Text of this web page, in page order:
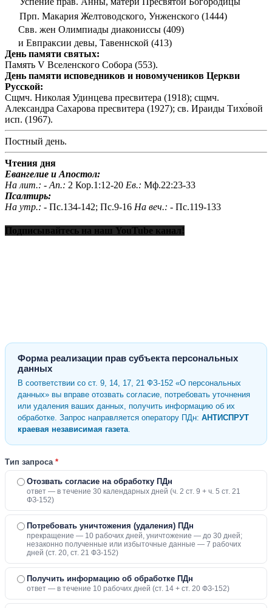
Прп. Макария Желтоводского, Унженского (1444)
Свв. жен Олимпиады диакониссы (409)
и Евпраксии девы, Тавеннской (413)
День памяти святых:
Память V Вселенского Собора (553).
День памяти исповедников и новомучеников Церкви
Русской:
Сщмч. Николая Удинцева пресвитера (1918); сщмч.
Александра Сахарова пресвитера (1927); св. Ираиды Тихо́вой
исп. (1967).
Постный день.
Чтения дня
Евангелие и Апостол:
На лит.: - Ап.: 2 Кор.1:12-20 Ев.: Мф.22:23-33
Псалтирь:
На утр.: - Пс.134-142; Пс.9-16 На веч.: - Пс.119-133
Подписывайтесь на наш YouTube канал!
Форма реализации прав субъекта персональных
данных
В соответствии со ст. 9, 14, 17, 21 ФЗ-152 «О персональных
данных» вы вправе отозвать согласие, потребовать уточнения
или удаления ваших данных, получить информацию об их
обработке. Запрос направляется оператору ПДн: АНТИСПРУТ
краевая независимая газета.
Тип запроса *
Отозвать согласие на обработку ПДн
ответ — в течение 30 календарных дней (ч. 2 ст. 9 + ч. 5 ст. 21
ФЗ-152)
Потребовать уничтожения (удаления) ПДн
прекращение — 10 рабочих дней, уничтожение — до 30 дней;
незаконно полученные или избыточные данные — 7 рабочих
дней (ст. 20, ст. 21 ФЗ-152)
Получить информацию об обработке ПДн
ответ — в течение 10 рабочих дней (ст. 14 + ст. 20 ФЗ-152)